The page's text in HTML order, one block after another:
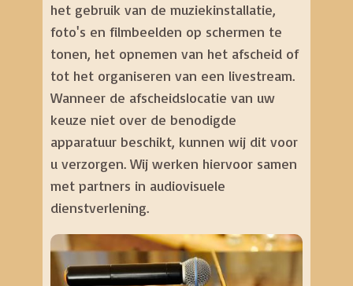
het gebruik van de muziekinstallatie,
foto's en filmbeelden op schermen te
tonen, het opnemen van het afscheid of
tot het organiseren van een livestream.
Wanneer de afscheidslocatie van uw
keuze niet over de benodigde
apparatuur beschikt, kunnen wij dit voor
u verzorgen. Wij werken hiervoor samen
met partners in audiovisuele
dienstverlening.